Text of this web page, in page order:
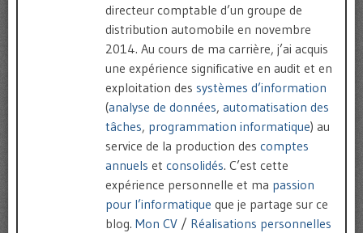
directeur comptable d’un groupe de
distribution automobile en novembre
2014. Au cours de ma carrière, j’ai acquis
une expérience significative en audit et en
exploitation des systèmes d’information
(analyse de données, automatisation des
tâches, programmation informatique) au
service de la production des comptes
annuels et consolidés. C’est cette
expérience personnelle et ma passion
pour l’informatique que je partage sur ce
blog. Mon CV / Réalisations personnelles